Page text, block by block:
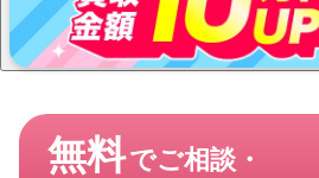
無料でご相談・